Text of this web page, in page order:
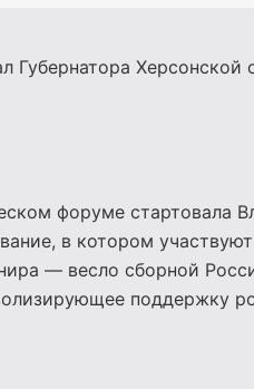
Губернатора Херсонской
форуме стартовала
в котором
— весло сборной
поддержку